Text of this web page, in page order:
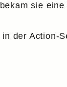
sie eine
in der Action-